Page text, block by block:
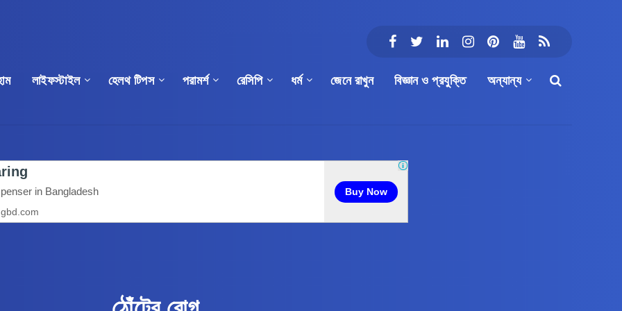
লাইফস্টাইল হেলথ টিপস পরামর্শ রেসিপি ধর্ম জেনে রাখুন বিজ্ঞান ও প্রযুক্তি অন্যান্য